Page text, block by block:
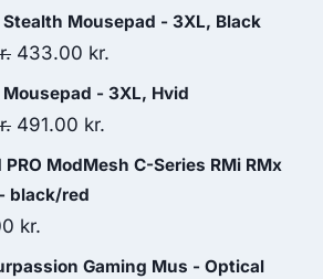
Mousepad - 3XL, Black
Original
price
was:
433.00 kr.
price
- 3XL, Hvid
Original
price
was:
499.00 kr..
491.00 kr.
price
ModMesh C-Series RMi RMx
black/red
kr.
price Gaming Mus - Optical